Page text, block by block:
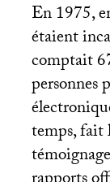
En 1975,
étaient
comptait
personnes
temps, fait